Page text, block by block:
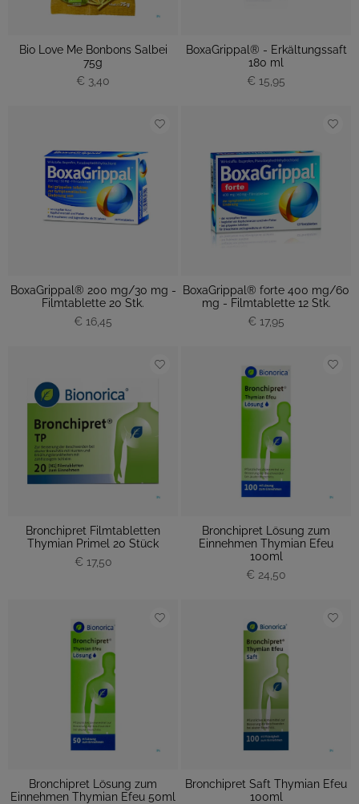
Bio Love Me Bonbons Salbei
75g
€ 3,40
BoxaGrippal® - Erkältungssaft
180 ml
€ 15,95
BoxaGrippal® 200 mg/30 mg -
Filmtablette 20 Stk.
€ 16,45
BoxaGrippal® forte 400 mg/60
mg - Filmtablette 12 Stk.
€ 17,95
Bronchipret Filmtabletten
Thymian Primel 20 Stück
€ 17,50
Bronchipret Lösung zum
Einnehmen Thymian Efeu
100ml
€ 24,50
Bronchipret Lösung zum
Einnehmen Thymian Efeu 50ml
Bronchipret Saft Thymian Efeu
100ml